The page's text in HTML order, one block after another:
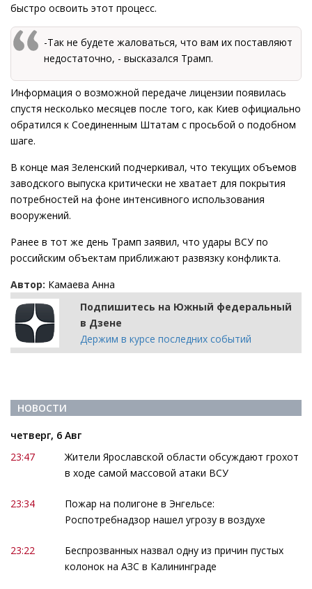
быстро освоить этот процесс.
-Так не будете жаловаться, что вам их поставляют
недостаточно, - высказался Трамп.
Информация о возможной передаче лицензии появилась
спустя несколько месяцев после того, как Киев официально
обратился к Соединенным Штатам с просьбой о подобном
шаге.
В конце мая Зеленский подчеркивал, что текущих объемов
заводского выпуска критически не хватает для покрытия
потребностей на фоне интенсивного использования
вооружений.
Ранее в тот же день Трамп заявил, что удары ВСУ по
российским объектам приближают развязку конфликта.
Автор: Камаева Анна
Подпишитесь на Южный федеральный
в Дзене
Держим в курсе последних событий
НОВОСТИ
четверг, 6 Авг
23:47
Жители Ярославской области обсуждают грохот
в ходе самой массовой атаки ВСУ
23:34
Пожар на полигоне в Энгельсе:
Роспотребнадзор нашел угрозу в воздухе
23:22
Беспрозванных назвал одну из причин пустых
колонок на АЗС в Калининграде